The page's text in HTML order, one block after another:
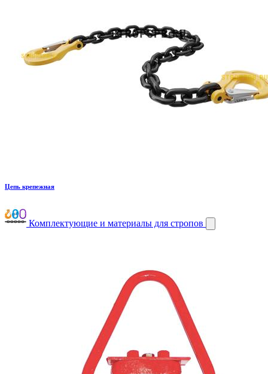
Цепь крепежная
Комплектующие и материалы для стропов